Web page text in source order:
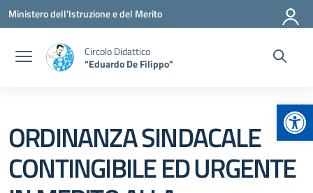
Vai ai contenuti
Vai al menu di navigazione
Vai al footer
Ministero dell'Istruzione e del Merito
Circolo Didattico
"Eduardo De Filippo"
ORDINANZA SINDACALE
CONTINGIBILE ED URGENTE